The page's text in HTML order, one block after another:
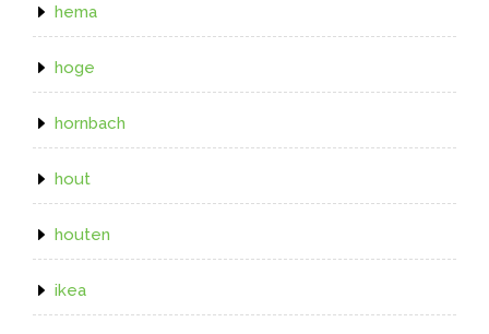
hema
hoge
hornbach
hout
houten
ikea